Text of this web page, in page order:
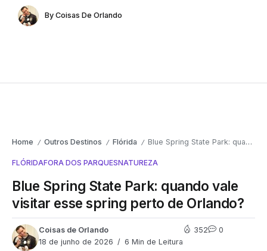
By Coisas De Orlando
Home / Outros Destinos / Flórida / Blue Spring State Park: quando vale visitar esse spring perto de Orlando?
FLÓRIDAFORA DOS PARQUESNATUREZA
Blue Spring State Park: quando vale
visitar esse spring perto de Orlando?
Coisas de Orlando
18 de junho de 2026
6 Min de Leitura
352 0